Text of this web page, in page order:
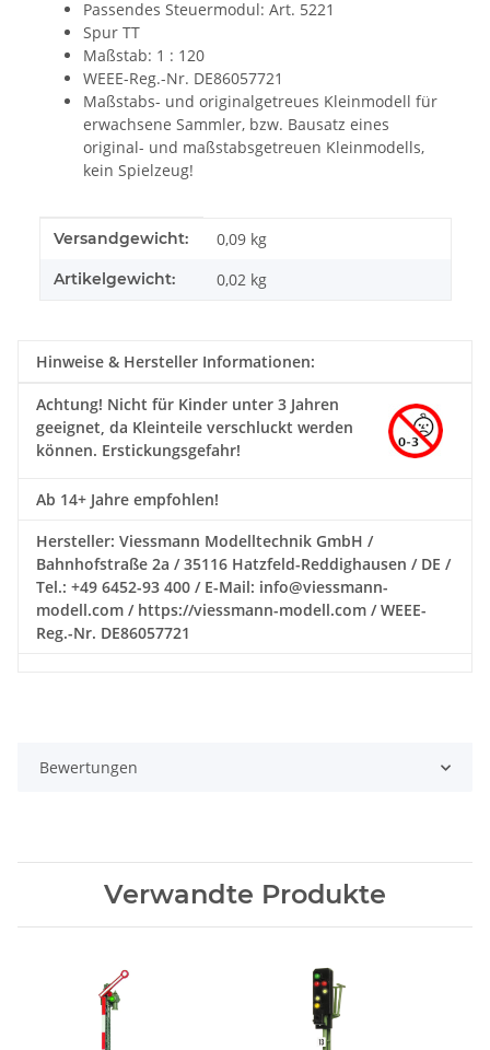
Passendes Steuermodul: Art. 5221
Spur TT
Maßstab: 1 : 120
WEEE-Reg.-Nr. DE86057721
Maßstabs- und originalgetreues Kleinmodell für
erwachsene Sammler, bzw. Bausatz eines
original- und maßstabsgetreuen Kleinmodells,
kein Spielzeug!
Produkteigenschaft
Wert
Versandgewicht: 0,09 kg
Artikelgewicht: 0,02 kg
Hinweise & Hersteller Informationen:
Achtung! Nicht für Kinder unter 3 Jahren
geeignet, da Kleinteile verschluckt werden
können. Erstickungsgefahr!
Ab 14+ Jahre empfohlen!
Hersteller: Viessmann Modelltechnik GmbH /
Bahnhofstraße 2a / 35116 Hatzfeld-Reddighausen / DE /
Tel.: +49 6452-93 400 / E-Mail: info@viessmann-
modell.com / https://viessmann-modell.com / WEEE-
Reg.-Nr. DE86057721
Bewertungen
Verwandte Produkte